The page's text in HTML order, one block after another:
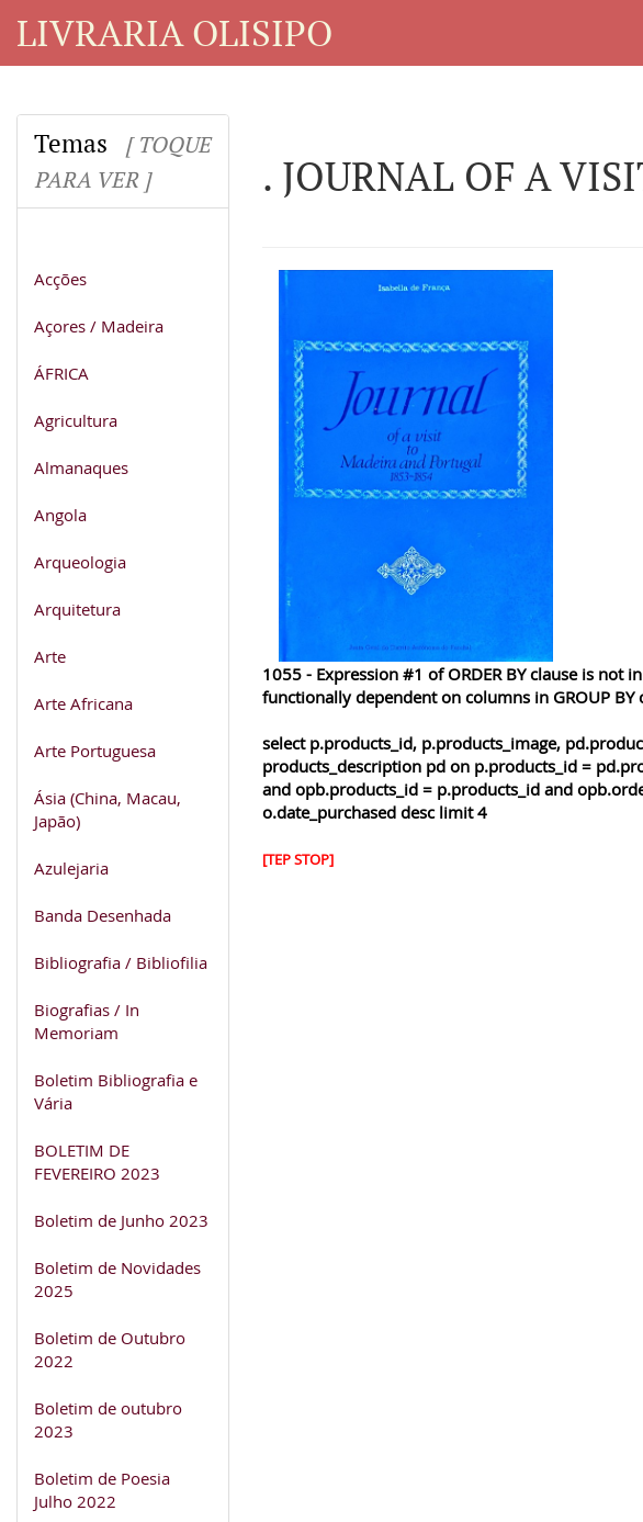
LIVRARIA OLISIPO
Temas
[ TOQUE
PARA VER ]
Acções
Açores / Madeira
ÁFRICA
Agricultura
Almanaques
Angola
Arqueologia
Arquitetura
Arte
Arte Africana
Arte Portuguesa
Ásia (China, Macau,
Japão)
Azulejaria
Banda Desenhada
Bibliografia / Bibliofilia
Biografias / In
Memoriam
Boletim Bibliografia e
Vária
BOLETIM DE
FEVEREIRO 2023
Boletim de Junho 2023
Boletim de Novidades
2025
Boletim de Outubro
2022
Boletim de outubro
2023
Boletim de Poesia
Julho 2022
. JOURNAL OF A
1055 - Expression #1 of ORDER BY clause is not
functionally dependent on columns in GROUP
select p.products_id, p.products_image,
products_description pd on p.products_id =
and opb.products_id = p.products_id and
o.date_purchased desc limit 4
[TEP STOP]